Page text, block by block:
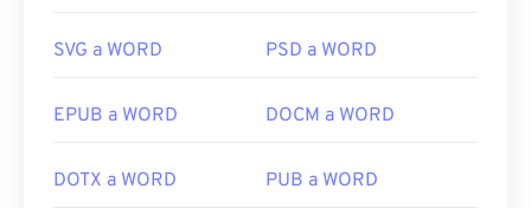
SVG a WORD PSD a WORD
EPUB a WORD DOCM a WORD
DOTX a WORD PUB a WORD